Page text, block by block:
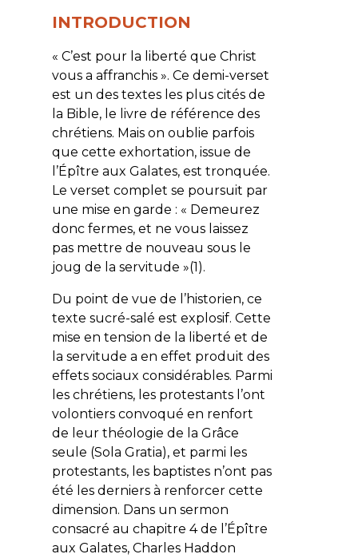
INTRODUCTION
« C’est pour la liberté que Christ
vous a affranchis». Ce demi-verset
est un des textes les plus cités de
la Bible, le livre de référence des
chrétiens. Mais on oublie parfois
que cette exhortation, issue de
l’Épître aux Galates, est tronquée.
Le verset complet se poursuit par
une mise en garde : « Demeurez
donc fermes, et ne vous laissez
pas mettre de nouveau sous le
joug de la servitude »(1).
Du point de vue de l’historien, ce
texte sucré-salé est explosif. Cette
mise en tension de la liberté et de
la servitude a en effet produit des
effets sociaux considérables. Parmi
les chrétiens, les protestants l’ont
volontiers convoqué en renfort
de leur théologie de la Grâce
seule (Sola Gratia), et parmi les
protestants, les baptistes n’ont pas
été les derniers à renforcer cette
dimension. Dans un sermon
consacré au chapitre 4 de l’Épître
aux Galates, Charles Haddon